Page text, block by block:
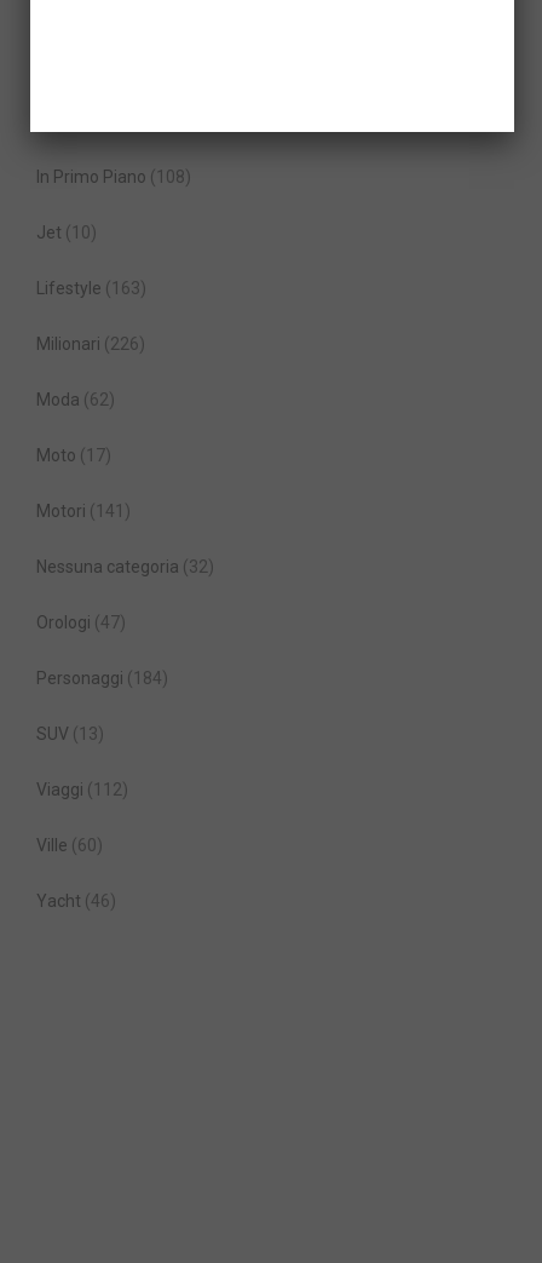
In Primo Piano (108)
Jet (10)
Lifestyle (163)
Milionari (226)
Moda (62)
Moto (17)
Motori (141)
Nessuna categoria (32)
Orologi (47)
Personaggi (184)
SUV (13)
Viaggi (112)
Ville (60)
Yacht (46)